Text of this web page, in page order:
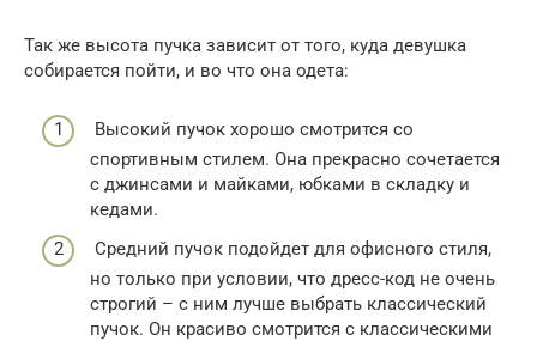
Так же высота пучка зависит от того, куда девушка
собирается пойти, и во что она одета:
Высокий пучок хорошо смотрится со
спортивным стилем. Она прекрасно сочетается
с джинсами и майками, юбками в складку и
кедами.
Средний пучок подойдет для офисного стиля,
но только при условии, что дресс-код не очень
строгий – с ним лучше выбрать классический
пучок. Он красиво смотрится с классическими